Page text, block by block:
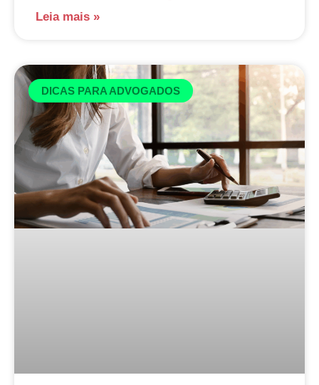
Leia mais »
DICAS PARA ADVOGADOS